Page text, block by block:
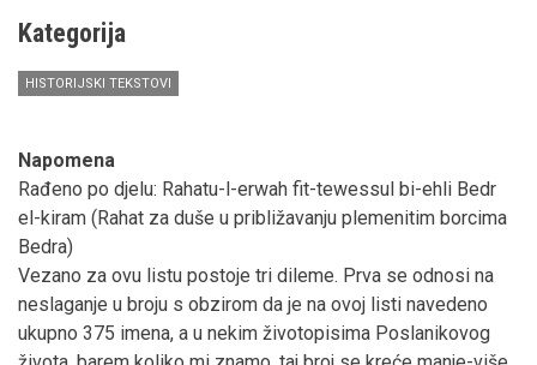
a.s.
Kategorija
HISTORIJSKI TEKSTOVI
Napomena
Rađeno po djelu: Rahatu-l-erwah fit-tewessul bi-ehli Bedr
el-kiram (Rahat za duše u približavanju plemenitim borcima
Bedra)
Vezano za ovu listu postoje tri dileme. Prva se odnosi na
neslaganje u broju s obzirom da je na ovoj listi navedeno
ukupno 375 imena, a u nekim životopisima Poslanikovog